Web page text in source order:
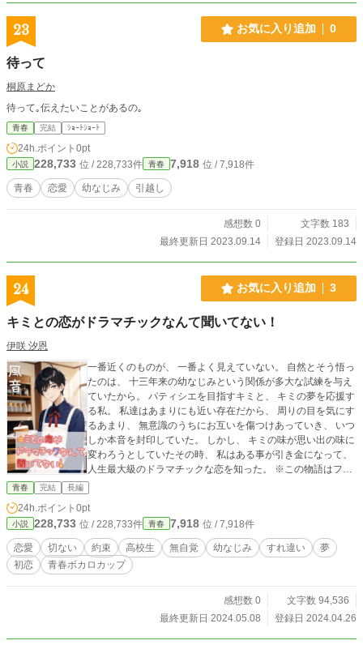
23 お気に入り追加 0
待って
桐原まどか
待って｡伝えたいことがあるの｡
青春 完結 ｼｮｰﾄｼｮｰﾄ
24h.ポイント 0pt
小説 228,733 位 / 228,733件 青春 7,918 位 / 7,918件
青春 恋愛 幼なじみ 引越し
感想数 0
文字数 183
最終更新日 2023.09.14
登録日 2023.09.14
24 お気に入り追加 3
キミとの恋がドラマチックなんて聞いてない！
伊咲 汐恩
一番近くのものが、 一番よく見えていない。 自然とそう悟っ
たのは、 十三年来の幼なじみという関係が多大な試練を与え
ていたから。 パティシエを目指すキミと、 キミの夢を応援す
る私。 私達はあまりにも近い存在だから、 周りの目を気にす
るあまり、 無意識のうちにお互いを傷つけあっていき、 いつ
しか本音を封印していた。 しかし、 キミの味が思い出の味に
変わろうとしていたその時、 私はある事が引き金になって、
人生最大級のドラマチックな恋を知った。 ※この物語はフィ
クションです。 執筆開始 2024/2/22 完結 2024/3/17 ※こちら
の作品は、ノベマ！、野いちご、ベリーズカフェ、小説家に
なろう、魔法のiらんど、エブリスタにも掲載しています。
青春 完結 長編
24h.ポイント 0pt
小説 228,733 位 / 228,733件 青春 7,918 位 / 7,918件
恋愛 切ない 約束 高校生 無自覚 幼なじみ すれ違い
夢
初恋
青春ボカロカップ
感想数 0
文字数 94,536
最終更新日 2024.05.08
登録日 2024.04.26